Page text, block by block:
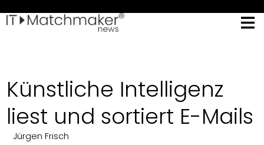
Künstliche Intelligenz
liest und sortiert E-Mails
Jürgen Frisch